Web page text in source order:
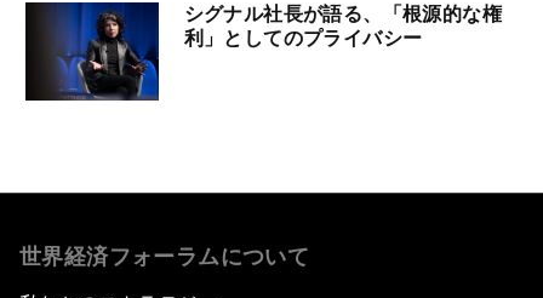
シグナル社長が語る、「根源的な権
利」としてのプライバシー
世界経済フォーラムについて